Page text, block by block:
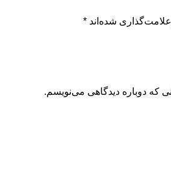
شده‌اند *
که دوباره دیدگاهی می‌نویسم.